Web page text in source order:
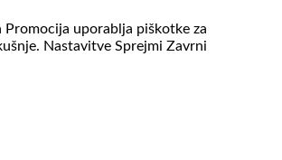
Promocija uporablja piškotke za
Nastavitve Sprejmi Zavrni